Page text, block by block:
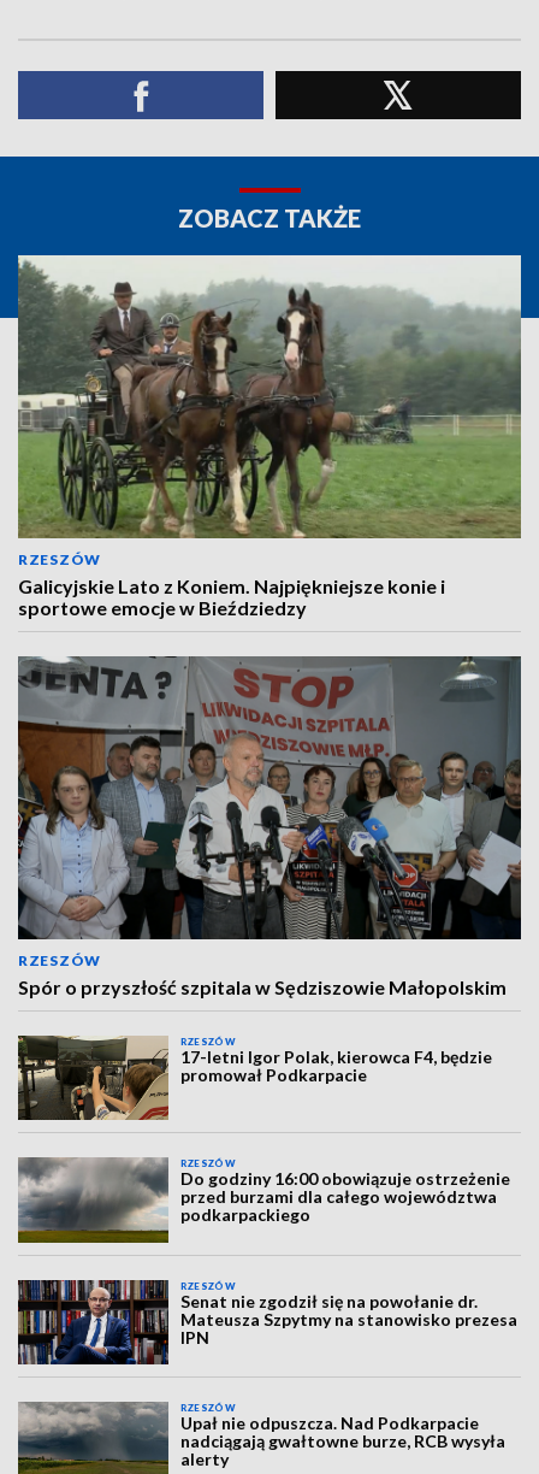
ZOBACZ TAKŻE
RZESZÓW
Galicyjskie Lato z Koniem. Najpiękniejsze konie i
sportowe emocje w Bieździedzy
RZESZÓW
Spór o przyszłość szpitala w Sędziszowie Małopolskim
RZESZÓW
17-letni Igor Polak, kierowca F4, będzie
promował Podkarpacie
RZESZÓW
Do godziny 16:00 obowiązuje ostrzeżenie
przed burzami dla całego województwa
podkarpackiego
RZESZÓW
Senat nie zgodził się na powołanie dr.
Mateusza Szpytmy na stanowisko prezesa
IPN
RZESZÓW
Upał nie odpuszcza. Nad Podkarpacie
nadciągają gwałtowne burze, RCB wysyła
alerty